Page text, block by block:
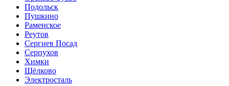
Подольск
Пушкино
Раменское
Реутов
Сергиев Посад
Серпухов
Химки
Щёлково
Электросталь